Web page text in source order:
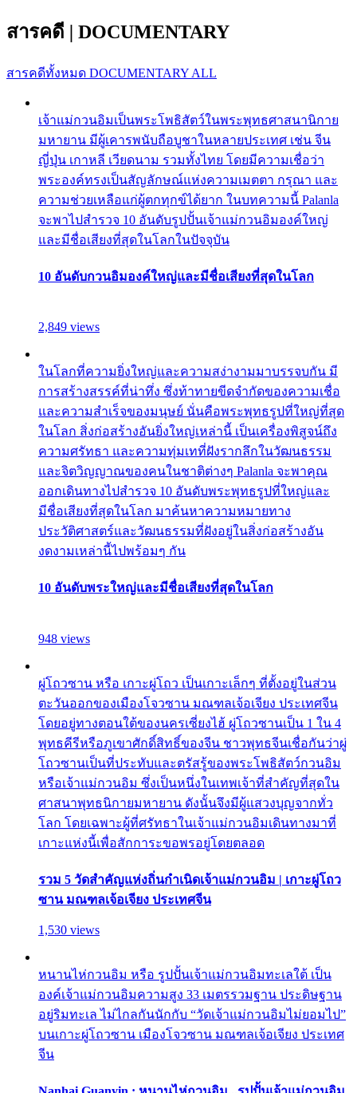
สารคดี | DOCUMENTARY
สารคดีทั้งหมด DOCUMENTARY ALL
เจ้าแม่กวนอิมเป็นพระโพธิสัตว์ในพระพุทธศาสนานิกาย
มหายาน มีผู้เคารพนับถือบูชาในหลายประเทศ เช่น จีน
ญี่ปุ่น เกาหลี เวียดนาม รวมทั้งไทย โดยมีความเชื่อว่า
พระองค์ทรงเป็นสัญลักษณ์แห่งความเมตตา กรุณา และ
ความช่วยเหลือแก่ผู้ตกทุกข์ได้ยาก ในบทความนี้ Palanla
จะพาไปสำรวจ 10 อันดับรูปปั้นเจ้าแม่กวนอิมองค์ใหญ่
และมีชื่อเสียงที่สุดในโลกในปัจจุบัน
10 อันดับกวนอิมองค์ใหญ่และมีชื่อเสียงที่สุดในโลก
2,849 views
ในโลกที่ความยิ่งใหญ่และความสง่างามมาบรรจบกัน มี
การสร้างสรรค์ที่น่าทึ่ง ซึ่งท้าทายขีดจำกัดของความเชื่อ
และความสำเร็จของมนุษย์ นั่นคือพระพุทธรูปที่ใหญ่ที่สุด
ในโลก สิ่งก่อสร้างอันยิ่งใหญ่เหล่านี้ เป็นเครื่องพิสูจน์ถึง
ความศรัทธา และความทุ่มเทที่ฝังรากลึกในวัฒนธรรม
และจิตวิญญาณของคนในชาติต่างๆ Palanla จะพาคุณ
ออกเดินทางไปสำรวจ 10 อันดับพระพุทธรูปที่ใหญ่และ
มีชื่อเสียงที่สุดในโลก มาค้นหาความหมายทาง
ประวัติศาสตร์และวัฒนธรรมที่ฝังอยู่ในสิ่งก่อสร้างอัน
งดงามเหล่านี้ไปพร้อมๆ กัน
10 อันดับพระใหญ่และมีชื่อเสียงที่สุดในโลก
948 views
ผู่โถวซาน หรือ เกาะผู่โถว เป็นเกาะเล็กๆ ที่ตั้งอยู่ในส่วน
ตะวันออกของเมืองโจวซาน มณฑลเจ้อเจียง ประเทศจีน
โดยอยู่ทางตอนใต้ของนครเซี่ยงไฮ้ ผู่โถวซานเป็น 1 ใน 4
พุทธคีรีหรือภูเขาศักดิ์สิทธิ์ของจีน ชาวพุทธจีนเชื่อกันว่าผู่
โถวซานเป็นที่ประทับและตรัสรู้ของพระโพธิสัตว์กวนอิม
หรือเจ้าแม่กวนอิม ซึ่งเป็นหนึ่งในเทพเจ้าที่สำคัญที่สุดใน
ศาสนาพุทธนิกายมหายาน ดังนั้นจึงมีผู้แสวงบุญจากทั่ว
โลก โดยเฉพาะผู้ที่ศรัทธาในเจ้าแม่กวนอิมเดินทางมาที่
เกาะแห่งนี้เพื่อสักการะขอพรอยู่โดยตลอด
รวม 5 วัดสำคัญแห่งถิ่นกำเนิดเจ้าแม่กวนอิม | เกาะผู่โถว
ซาน มณฑลเจ้อเจียง ประเทศจีน
1,530 views
หนานไห่กวนอิม หรือ รูปปั้นเจ้าแม่กวนอิมทะเลใต้ เป็น
องค์เจ้าแม่กวนอิมความสูง 33 เมตรรวมฐาน ประดิษฐาน
อยู่ริมทะเล ไม่ไกลกันนักกับ “วัดเจ้าแม่กวนอิมไม่ยอมไป”
บนเกาะผู่โถวซาน เมืองโจวซาน มณฑลเจ้อเจียง ประเทศ
จีน